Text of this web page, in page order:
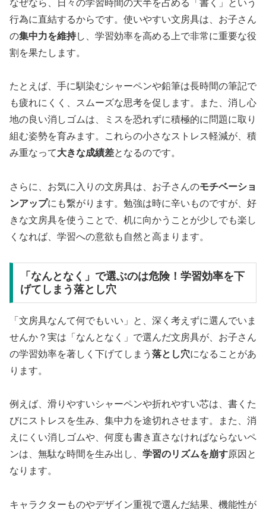
なぜなら、日々の学習時間の大半を占める「書く」という
行為に直結するからです。使いやすい文房具は、お子さん
の集中力を維持し、学習効率を高める上で非常に重要な役
割を果たします。
たとえば、手に馴染むシャーペンや鉛筆は長時間の筆記で
も疲れにくく、スムーズな思考を促します。また、消し心
地の良い消しゴムは、ミスを恐れずに積極的に問題に取り
組む姿勢を育みます。これらの小さなストレス軽減が、積
み重なって大きな成績差となるのです。
さらに、お気に入りの文房具は、お子さんのモチベーショ
ンアップにも繋がります。勉強は時に辛いものですが、好
きな文房具を使うことで、机に向かうことが少しでも楽し
くなれば、学習への意欲も自然と高まります。
「なんとなく」で選ぶのは危険！学習効率を下
げてしまう落とし穴
「文房具なんて何でもいい」と、深く考えずに選んでいま
せんか？実は「なんとなく」で選んだ文房具が、お子さん
の学習効率を著しく下げてしまう 落とし穴になることがあ
ります。
例えば、滑りやすいシャーペンや折れやすい芯は、書くた
びにストレスを生み、集中力を途切れさせます。また、消
えにくい消しゴムや、何度も書き直さなければならないペ
ンは、無駄な時間を生み出し、 学習のリズムを崩す原因と
なります。
キャラクターものやデザイン重視で選んだ結果、機能性が